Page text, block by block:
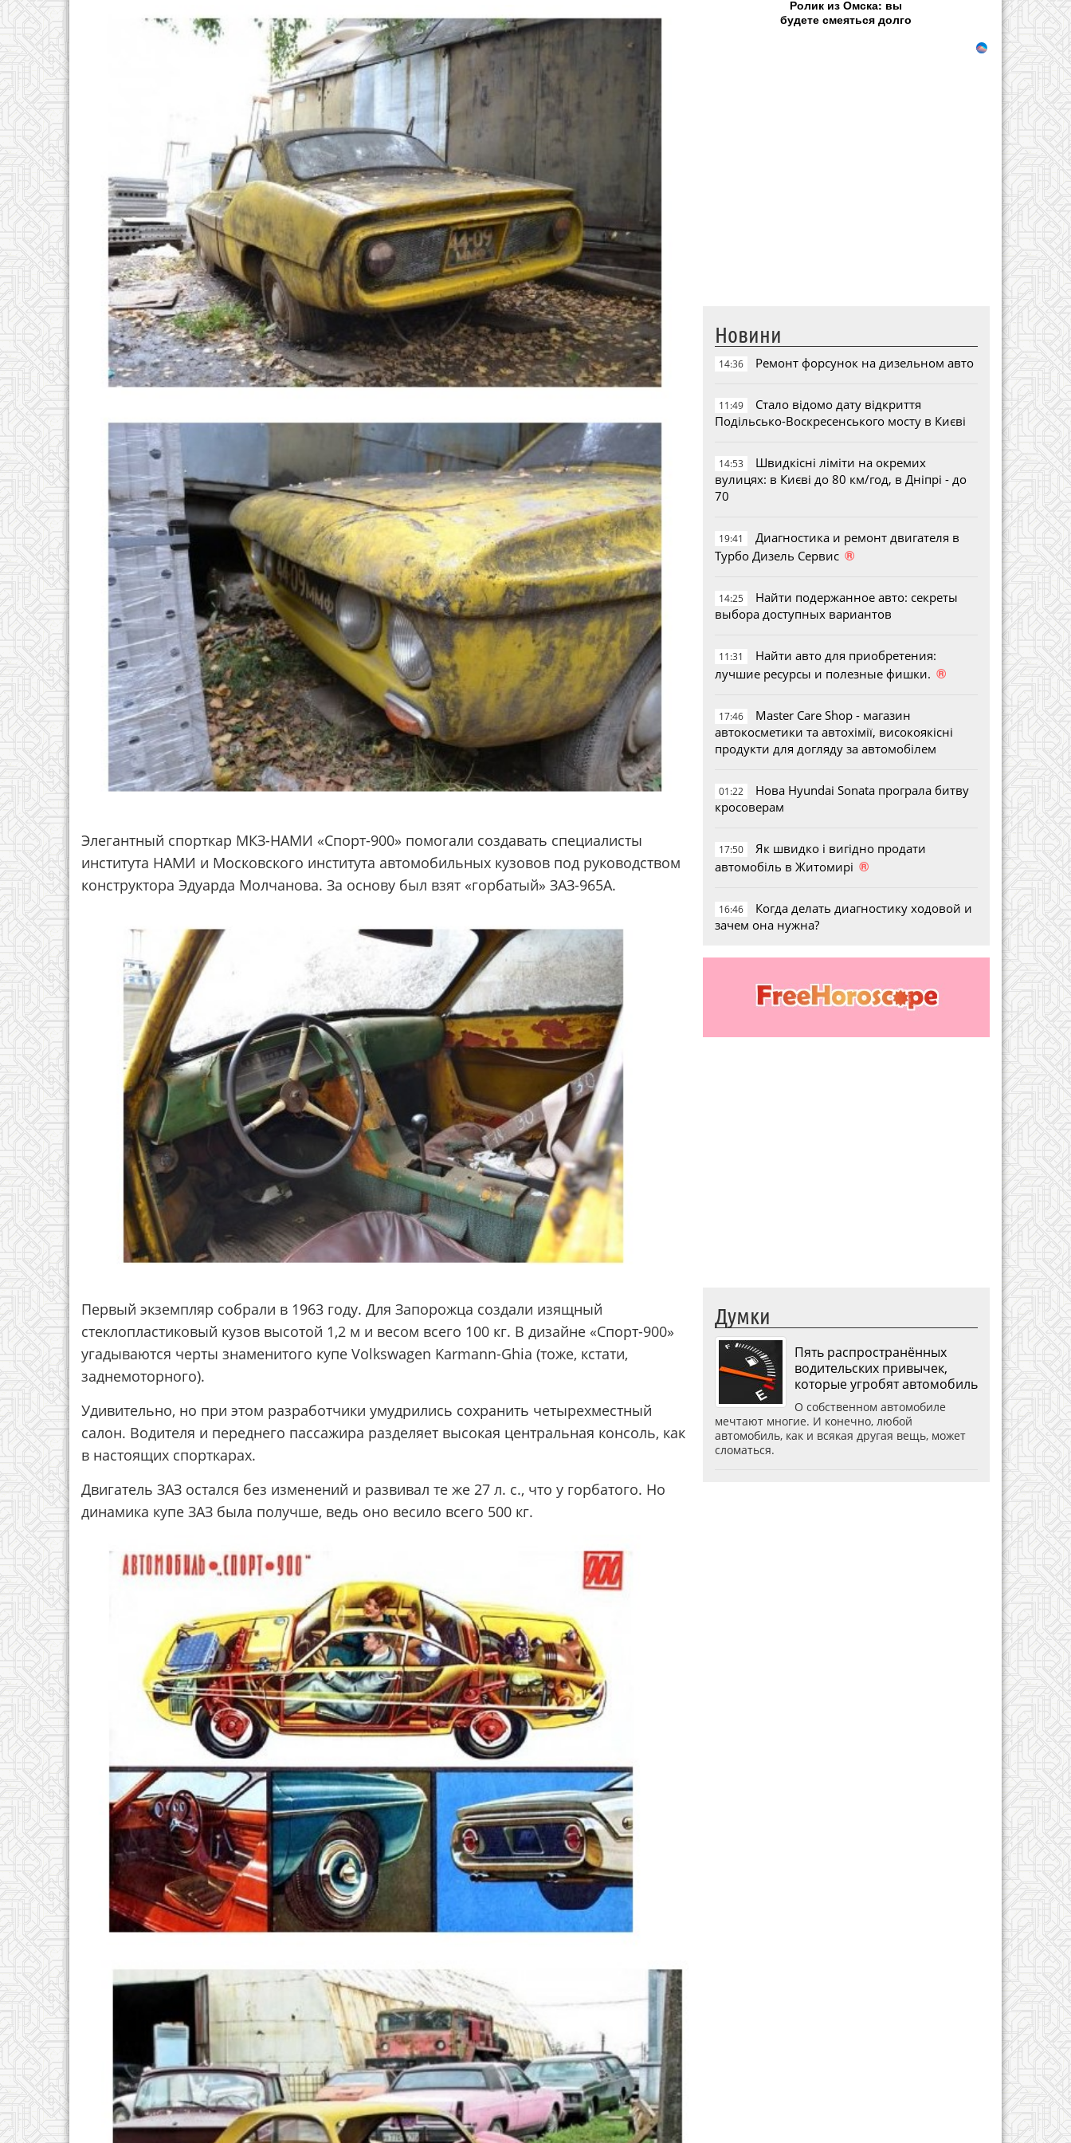
Элегантный спорткар МКЗ-НАМИ «Спорт-900» помогали создавать специалисты
института НАМИ и Московского института автомобильных кузовов под руководством
конструктора Эдуарда Молчанова. За основу был взят «горбатый» ЗАЗ-965А.
Первый экземпляр собрали в 1963 году. Для Запорожца создали изящный
стеклопластиковый кузов высотой 1,2 м и весом всего 100 кг. В дизайне «Спорт-900»
угадываются черты знаменитого купе Volkswagen Karmann-Ghia (тоже, кстати,
заднемоторного).
Удивительно, но при этом разработчики умудрились сохранить четырехместный
салон. Водителя и переднего пассажира разделяет высокая центральная консоль, как
в настоящих спорткарах.
Двигатель ЗАЗ остался без изменений и развивал те же 27 л. с., что у горбатого. Но
динамика купе ЗАЗ была получше, ведь оно весило всего 500 кг.
Ролик из Омска: вы
будете смеяться долго
Новини
14:36 Ремонт форсунок на дизельном авто
11:49
Стало відомо дату відкриття
Подільсько-Воскресенського мосту в Києві
14:53
Швидкісні ліміти на окремих
вулицях: в Києві до 80 км/год, в Дніпрі - до
70
19:41
Диагностика и ремонт двигателя в
Турбо Дизель Сервис ®
14:25
Найти подержанное авто: секреты
выбора доступных вариантов
11:31
Найти авто для приобретения:
лучшие ресурсы и полезные фишки. ®
17:46
Master Care Shop - магазин
автокосметики та автохімії, високоякісні
продукти для догляду за автомобілем
01:22
Нова Hyundai Sonata програла битву
кросоверам
17:50
Як швидко і вигідно продати
автомобіль в Житомирі ®
16:46
Когда делать диагностику ходовой и
зачем она нужна?
Думки
Пять распространённых
водительских привычек,
которые угробят автомобиль
О собственном автомобиле
мечтают многие. И конечно, любой
автомобиль, как и всякая другая вещь, может
сломаться.